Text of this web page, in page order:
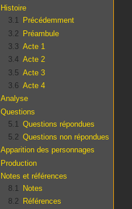
Histoire
3.1
Précédemment
3.2 Préambule
3.3 Acte 1
3.4 Acte 2
3.5 Acte 3
3.6 Acte 4
Analyse
Questions
5.1
Questions répondues
5.2 Questions non répondues
Apparition des personnages
Production
Notes et références
8.1
Notes
8.2
Références